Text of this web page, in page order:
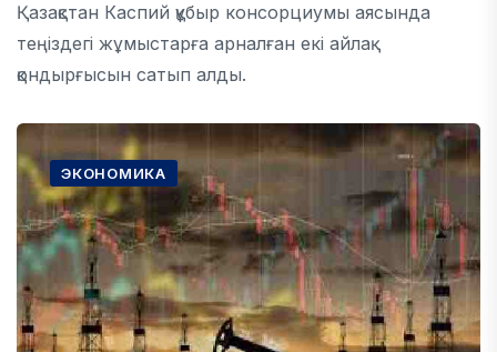
Қазақстан Каспий құбыр консорциумы аясында
теңіздегі жұмыстарға арналған екі айлақ
қондырғысын сатып алды.
ЭКОНОМИКА